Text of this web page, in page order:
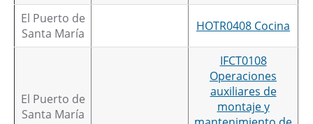
El Puerto de
Santa María
HOTR0408 Cocina
El Puerto de
Santa María
IFCT0108
Operaciones
auxiliares de
montaje y